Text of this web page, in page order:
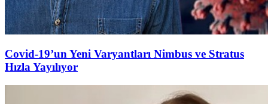
Covid-19’un Yeni Varyantları Nimbus ve Stratus
Hızla Yayılıyor